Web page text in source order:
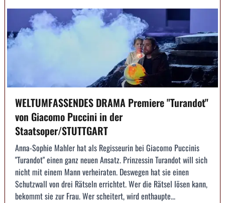
WELTUMFASSENDES DRAMA Premiere "Turandot"
von Giacomo Puccini in der
Staatsoper/STUTTGART
Anna-Sophie Mahler hat als Regisseurin bei Giacomo Puccinis
"Turandot" einen ganz neuen Ansatz. Prinzessin Turandot will sich
nicht mit einem Mann verheiraten. Deswegen hat sie einen
Schutzwall von drei Rätseln errichtet. Wer die Rätsel lösen kann,
bekommt sie zur Frau. Wer scheitert, wird enthaupte...